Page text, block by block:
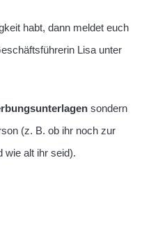
habt, dann meldet euch
Lisa unter
sondern
(z. B. ob ihr noch zur
wie alt ihr seid).